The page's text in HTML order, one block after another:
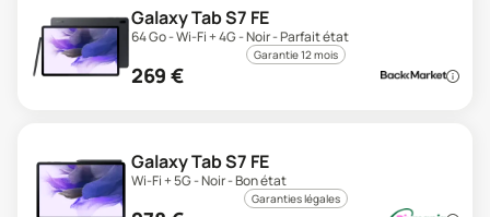
Galaxy Tab S7 FE
64 Go - Wi-Fi + 4G - Noir - Parfait état
Garantie 12 mois
269 €
Galaxy Tab S7 FE
Wi-Fi + 5G - Noir - Bon état
Garanties légales